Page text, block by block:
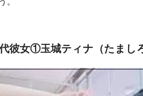
彼女①玉城ティナ（たまし